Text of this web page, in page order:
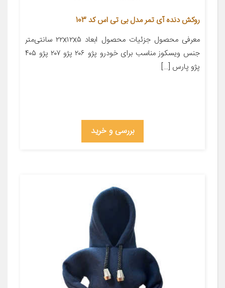
روکش دنده آی تمر مدل بی تی اس کد 103
معرفی محصول جزئیات محصول ابعاد ۲۲x۱۲x۵ سانتی‌متر
جنس ویسکوز مناسب برای خودرو پژو ۲۰۶ پژو ۲۰۷ پژو ۴۰۵
پژو پارس […]
بررسی و خرید